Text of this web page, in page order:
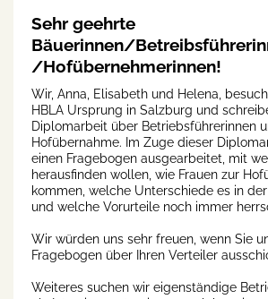
Sehr geehrte
Bäuerinnen/
/Hofübernehmerinnen!
Wir, Anna, Elisabeth und Helena,
HBLA Ursprung in Salzburg und
Diplomarbeit über Betriebsführerinnen
Hofübernahme. Im Zuge dieser
einen Fragebogen ausgearbeitet, mit
herausfinden wollen, wie Frauen zur
kommen, welche Unterschiede es in
und welche Vorurteile noch immer
Wir würden uns sehr freuen, wenn Sie
Fragebogen über Ihren Verteiler
Weiteres suchen wir eigenständige